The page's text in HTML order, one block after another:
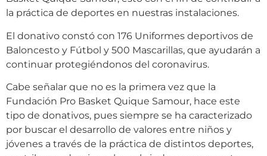
la práctica de deportes en nuestras instalaciones.
El donativo constó con 176 Uniformes deportivos de
Baloncesto y Fútbol y 500 Mascarillas, que ayudarán a
continuar protegiéndonos del coronavirus.
Cabe señalar que no es la primera vez que la
Fundación Pro Basket Quique Samour, hace este
tipo de donativos, pues siempre se ha caracterizado
por buscar el desarrollo de valores entre niños y
jóvenes a través de la práctica de distintos deportes,